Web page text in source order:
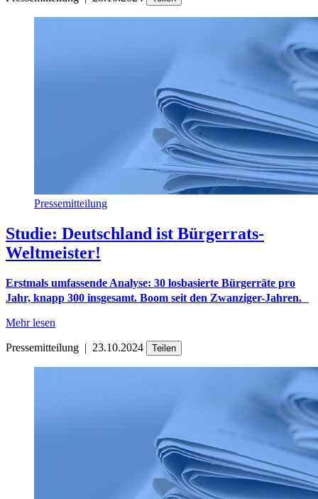
Pressemitteilung
Studie: Deutschland ist Bürgerrats-
Weltmeister!
Erstmals umfassende Analyse: 30 losbasierte Bürgerräte pro
Jahr, knapp 300 insgesamt. Boom seit den Zwanziger-Jahren.
Mehr lesen
Pressemitteilung | 23.10.2024 Teilen